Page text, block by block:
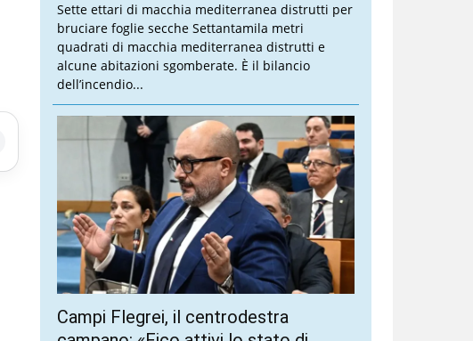
Sette ettari di macchia mediterranea distrutti per
bruciare foglie secche Settantamila metri
quadrati di macchia mediterranea distrutti e
alcune abitazioni sgomberate. È il bilancio
dell’incendio...
Campi Flegrei, il centrodestra